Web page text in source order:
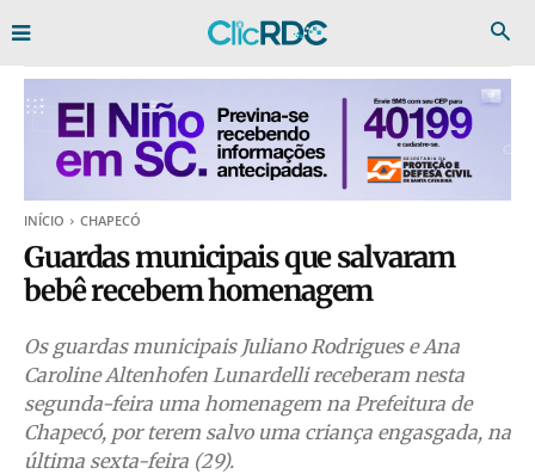
INÍCIO CHAPECÓ
Guardas municipais que salvaram
bebê recebem homenagem
Os guardas municipais Juliano Rodrigues e Ana
Caroline Altenhofen Lunardelli receberam nesta
segunda-feira uma homenagem na Prefeitura de
Chapecó, por terem salvo uma criança engasgada, na
última sexta-feira (29).